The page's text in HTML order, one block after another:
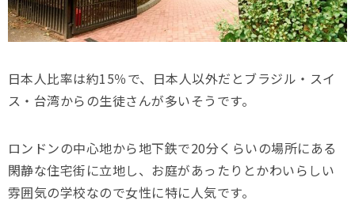
日本人比率は約15％で、日本人以外だとブラジル・スイ
ス・台湾からの生徒さんが多いそうです。
ロンドンの中心地から地下鉄で20分くらいの場所にある
閑静な住宅街に立地し、お庭があったりとかわいらしい
雰囲気の学校なので女性に特に人気です。